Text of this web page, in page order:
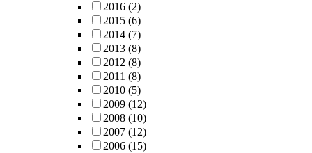
2016 (2)
2015 (6)
2014 (7)
2013 (8)
2012 (8)
2011 (8)
2010 (5)
2009 (12)
2008 (10)
2007 (12)
2006 (15)